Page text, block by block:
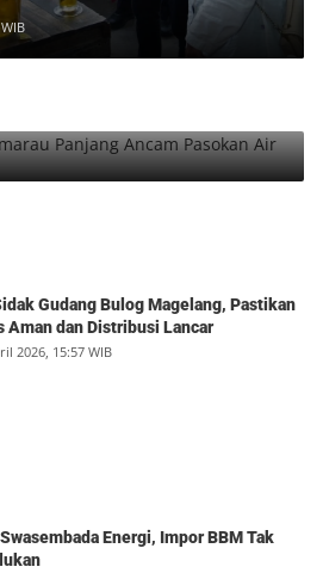
Panjang Ancam Pasokan Air
Gudang Bulog Magelang, Pastikan
Aman dan Distribusi Lancar
2026, 15:57 WIB
Energi, Impor BBM Tak